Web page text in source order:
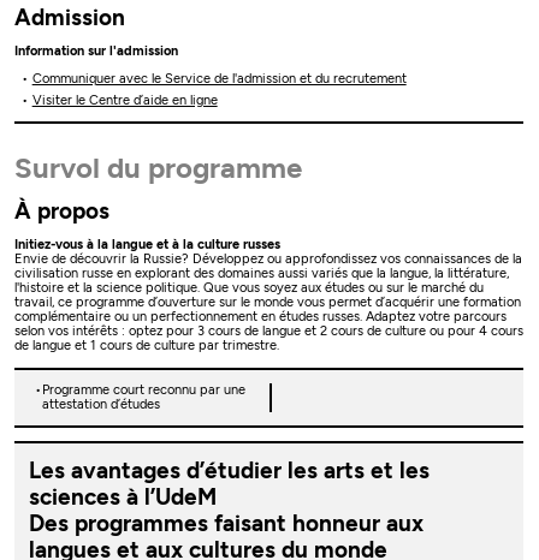
Admission
Information sur l'admission
Communiquer avec le Service de l'admission et du recrutement
Visiter le Centre d’aide en ligne
Survol du programme
À propos
Initiez-vous à la langue et à la culture russes
Envie de découvrir la Russie? Développez ou approfondissez vos connaissances de la
civilisation russe en explorant des domaines aussi variés que la langue, la littérature,
l'histoire et la science politique. Que vous soyez aux études ou sur le marché du
travail, ce programme d’ouverture sur le monde vous permet d’acquérir une formation
complémentaire ou un perfectionnement en études russes. Adaptez votre parcours
selon vos intérêts : optez pour 3 cours de langue et 2 cours de culture ou pour 4 cours
de langue et 1 cours de culture par trimestre.
Programme court reconnu par une
attestation d’études
Les avantages d’étudier les arts et les
sciences à l’UdeM
Des programmes faisant honneur aux
langues et aux cultures du monde